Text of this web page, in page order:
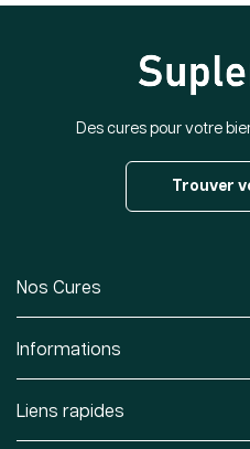
Des cures pour votre
Trouver
Nos Cures
Informations
Liens rapides